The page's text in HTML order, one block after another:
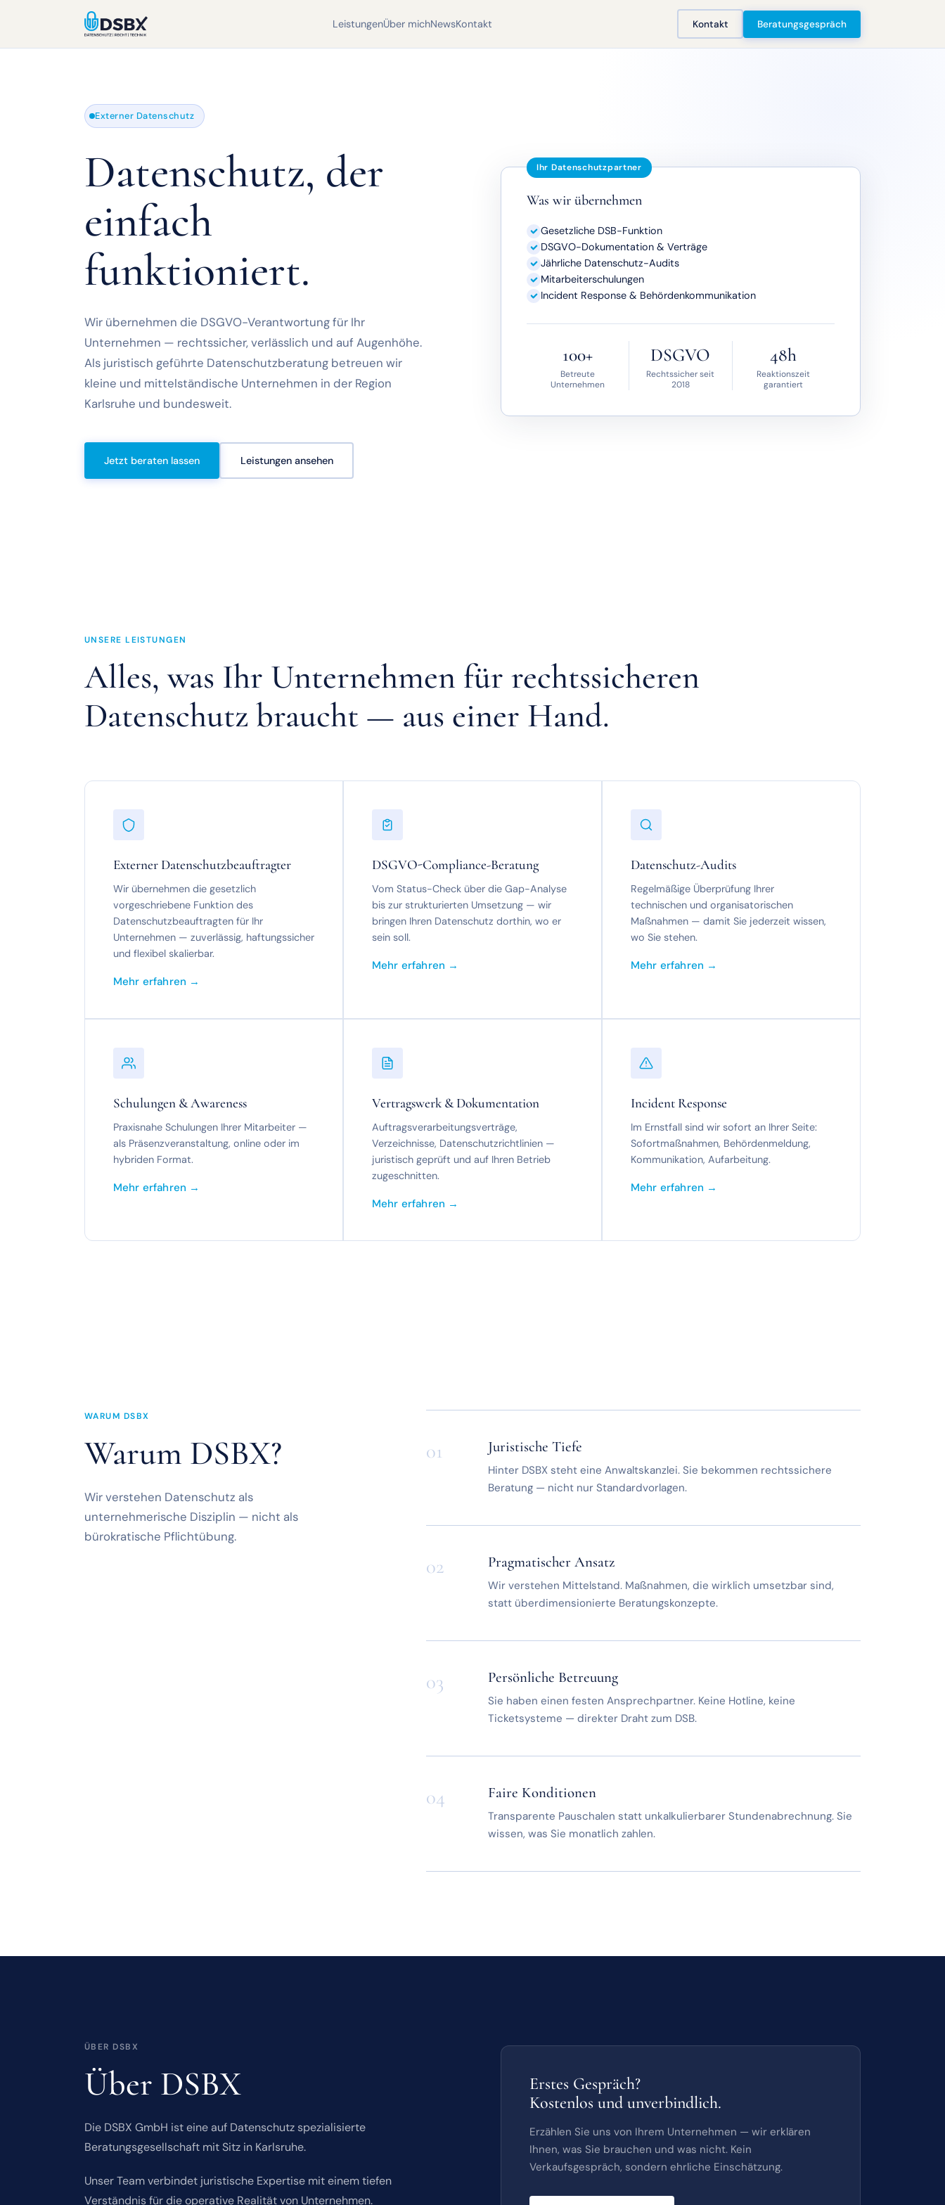
LeistungenÜber michNewsKontakt Kontakt Beratungsgespräch
Externer Datenschutz
Datenschutz, der
einfach
funktioniert.
Wir übernehmen die DSGVO-Verantwortung für Ihr
Unternehmen — rechtssicher, verlässlich und auf Augenhöhe.
Als juristisch geführte Datenschutzberatung betreuen wir
kleine und mittelständische Unternehmen in der Region
Karlsruhe und bundesweit.
Jetzt beraten lassen Leistungen ansehen
Ihr Datenschutzpartner
Was wir übernehmen
Gesetzliche DSB-Funktion
DSGVO-Dokumentation & Verträge
Jährliche Datenschutz-Audits
Mitarbeiterschulungen
Incident Response & Behördenkommunikation
100+
Betreute
Unternehmen
DSGVO
Rechtssicher seit
2018
48h
Reaktionszeit
garantiert
UNSERE LEISTUNGEN
Alles, was Ihr Unternehmen für rechtssicheren
Datenschutz braucht — aus einer Hand.
Externer Datenschutzbeauftragter
Wir übernehmen die gesetzlich
vorgeschriebene Funktion des
Datenschutzbeauftragten für Ihr
Unternehmen — zuverlässig, haftungssicher
und flexibel skalierbar.
Mehr erfahren →
DSGVO-Compliance-Beratung
Vom Status-Check über die Gap-Analyse
bis zur strukturierten Umsetzung — wir
bringen Ihren Datenschutz dorthin, wo er
sein soll.
Mehr erfahren →
Datenschutz-Audits
Regelmäßige Überprüfung Ihrer
technischen und organisatorischen
Maßnahmen — damit Sie jederzeit wissen,
wo Sie stehen.
Mehr erfahren →
Schulungen & Awareness
Praxisnahe Schulungen Ihrer Mitarbeiter —
als Präsenzveranstaltung, online oder im
hybriden Format.
Mehr erfahren →
Vertragswerk & Dokumentation
Auftragsverarbeitungsverträge,
Verzeichnisse, Datenschutzrichtlinien —
juristisch geprüft und auf Ihren Betrieb
zugeschnitten.
Mehr erfahren →
Incident Response
Im Ernstfall sind wir sofort an Ihrer Seite:
Sofortmaßnahmen, Behördenmeldung,
Kommunikation, Aufarbeitung.
Mehr erfahren →
WARUM DSBX
Warum DSBX?
Wir verstehen Datenschutz als
unternehmerische Disziplin — nicht als
bürokratische Pflichtübung.
01 Juristische Tiefe
Hinter DSBX steht eine Anwaltskanzlei. Sie bekommen rechtssichere
Beratung — nicht nur Standardvorlagen.
02 Pragmatischer Ansatz
Wir verstehen Mittelstand. Maßnahmen, die wirklich umsetzbar sind,
statt überdimensionierte Beratungskonzepte.
03 Persönliche Betreuung
Sie haben einen festen Ansprechpartner. Keine Hotline, keine
Ticketsysteme — direkter Draht zum DSB.
04 Faire Konditionen
Transparente Pauschalen statt unkalkulierbarer Stundenabrechnung. Sie
wissen, was Sie monatlich zahlen.
ÜBER DSBX
Über DSBX
Die DSBX GmbH ist eine auf Datenschutz spezialisierte
Beratungsgesellschaft mit Sitz in Karlsruhe.
Unser Team verbindet juristische Expertise mit einem tiefen
Verständnis für die operative Realität von Unternehmen.
Erstes Gespräch?
Kostenlos und unverbindlich.
Erzählen Sie uns von Ihrem Unternehmen — wir erklären
Ihnen, was Sie brauchen und was nicht. Kein
Verkaufsgespräch, sondern ehrliche Einschätzung.